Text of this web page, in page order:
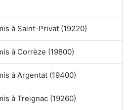
à Saint-Privat (19220)
à Corrèze (19800)
à Argentat (19400)
à Treignac (19260)